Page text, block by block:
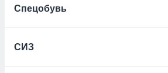
Спецобувь
СИЗ